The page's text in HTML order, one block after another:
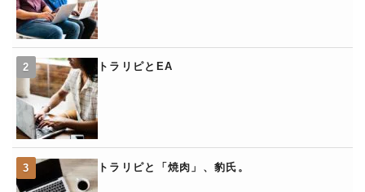
トラリピとEA
トラリピと「焼肉」、豹氏。